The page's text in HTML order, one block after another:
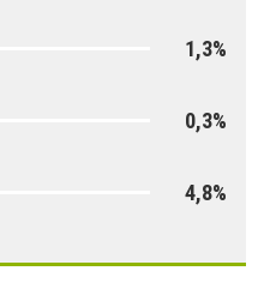
1,3%
0,3%
4,8%